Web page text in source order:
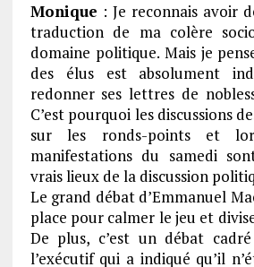
Monique : Je reconnais avoir
traduction de ma colère
domaine politique. Mais je
des élus est absolument
redonner ses lettres de
C’est pourquoi les discussions
sur les ronds-points et
manifestations du samedi
vrais lieux de la discussion
Le grand débat d’Emmanuel
place pour calmer le jeu et
De plus, c’est un débat
l’exécutif qui a indiqué qu’il